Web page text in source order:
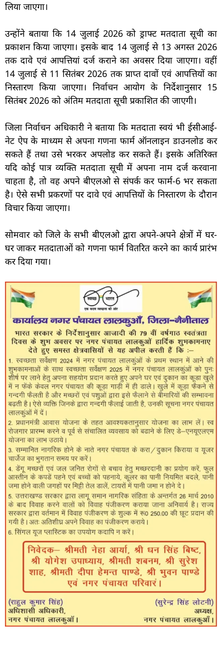
लिया जाएगा।
उन्होंने बताया कि 14 जुलाई 2026 को ड्राफ्ट मतदाता सूची का
प्रकाशन किया जाएगा। इसके बाद 14 जुलाई से 13 अगस्त 2026
तक दावे एवं आपत्तियां दर्ज कराने का अवसर दिया जाएगा। वहीं
14 जुलाई से 11 सितंबर 2026 तक प्राप्त दावों एवं आपत्तियों का
निस्तारण किया जाएगा। निर्वाचन आयोग के निर्देशानुसार 15
सितंबर 2026 को अंतिम मतदाता सूची प्रकाशित की जाएगी।
जिला निर्वाचन अधिकारी ने बताया कि मतदाता स्वयं भी ईसीआई-
नेट ऐप के माध्यम से अपना गणना फार्म ऑनलाइन डाउनलोड कर
सकते हैं तथा उसे भरकर अपलोड कर सकते हैं। इसके अतिरिक्त
यदि कोई पात्र व्यक्ति मतदाता सूची में अपना नाम दर्ज करवाना
चाहता है, तो वह अपने बीएलओ से संपर्क कर फार्म-6 भर सकता
है। ऐसे सभी प्रकरणों पर दावे एवं आपत्तियों के निस्तारण के दौरान
विचार किया जाएगा।
सोमवार को जिले के सभी बीएलओ द्वारा अपने-अपने क्षेत्रों में घर-
घर जाकर मतदाताओं को गणना फार्म वितरित करने का कार्य प्रारंभ
कर दिया गया।